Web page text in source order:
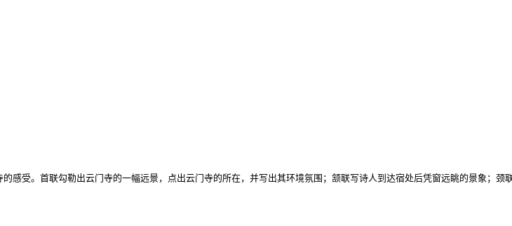
感受。首联勾勒出云门寺的一幅远景，点出云门寺的所在，并写出其环境氛围；颔联写诗人到达宿处后凭窗远眺的景